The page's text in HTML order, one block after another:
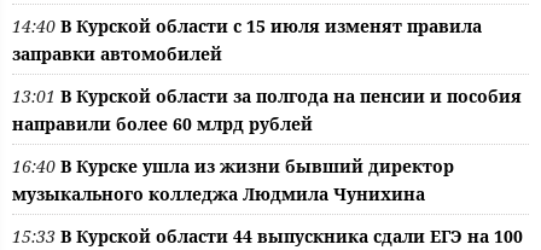
14:40 В Курской области с 15 июля изменят правила
заправки автомобилей
13:01 В Курской области за полгода на пенсии и пособия
направили более 60 млрд рублей
16:40 В Курске ушла из жизни бывший директор
музыкального колледжа Людмила Чунихина
15:33 В Курской области 44 выпускника сдали ЕГЭ на 100